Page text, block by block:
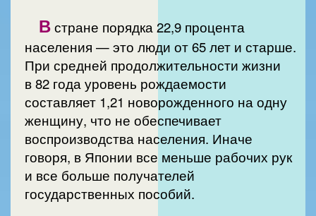
Встране порядка 22,9 процента
населения — это люди от 65 лет и старше.
При средней продолжительности жизни
в 82 года уровень рождаемости
составляет 1,21 новорожденного на одну
женщину, что не обеспечивает
воспроизводства населения. Иначе
говоря, в Японии все меньше рабочих рук
и все больше получателей
государственных пособий.